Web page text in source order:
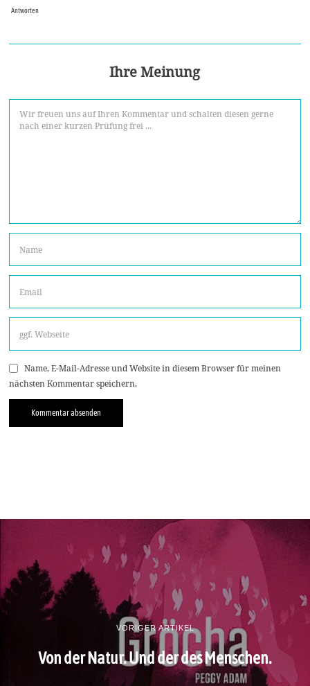
Antworten
Ihre Meinung
Name, E-Mail-Adresse und Website in diesem Browser für meinen
nächsten Kommentar speichern.
VORIGER ARTIKEL
Von der Natur. Und der des Menschen.